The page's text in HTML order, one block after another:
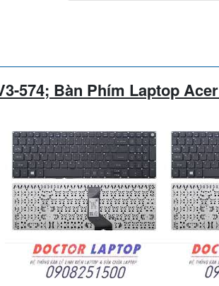
574; Bàn Phím LaptopAcer